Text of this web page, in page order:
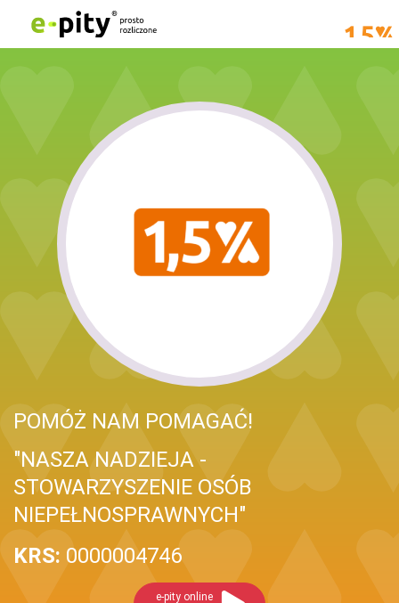
POMÓŻ NAM POMAGAĆ!
"NASZA NADZIEJA -
STOWARZYSZENIE OSÓB
NIEPEŁNOSPRAWNYCH"
KRS: 0000004746
e-pity online